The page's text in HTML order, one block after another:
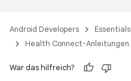
Android Developers Essentials
Health Connect-Anleitungen
War das hilfreich?